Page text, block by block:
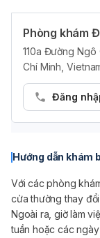
Phòng khám
110a Đường
Chí Minh,
Đăng
Hướng dẫn khám
Với các phòng
cửa thường thay
Ngoài ra, giờ làm
tuần hoặc các